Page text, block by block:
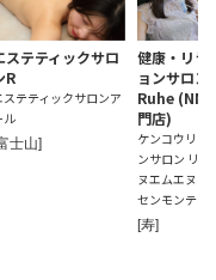
ステティックサロ
R
ステティックサロンア
ル
士山]
健康・リラ
ョンサロン
Ruhe
門店)
ケンコウリラ
ンサロン リコ
ヌエムエヌキ
センモンテン
[寿]